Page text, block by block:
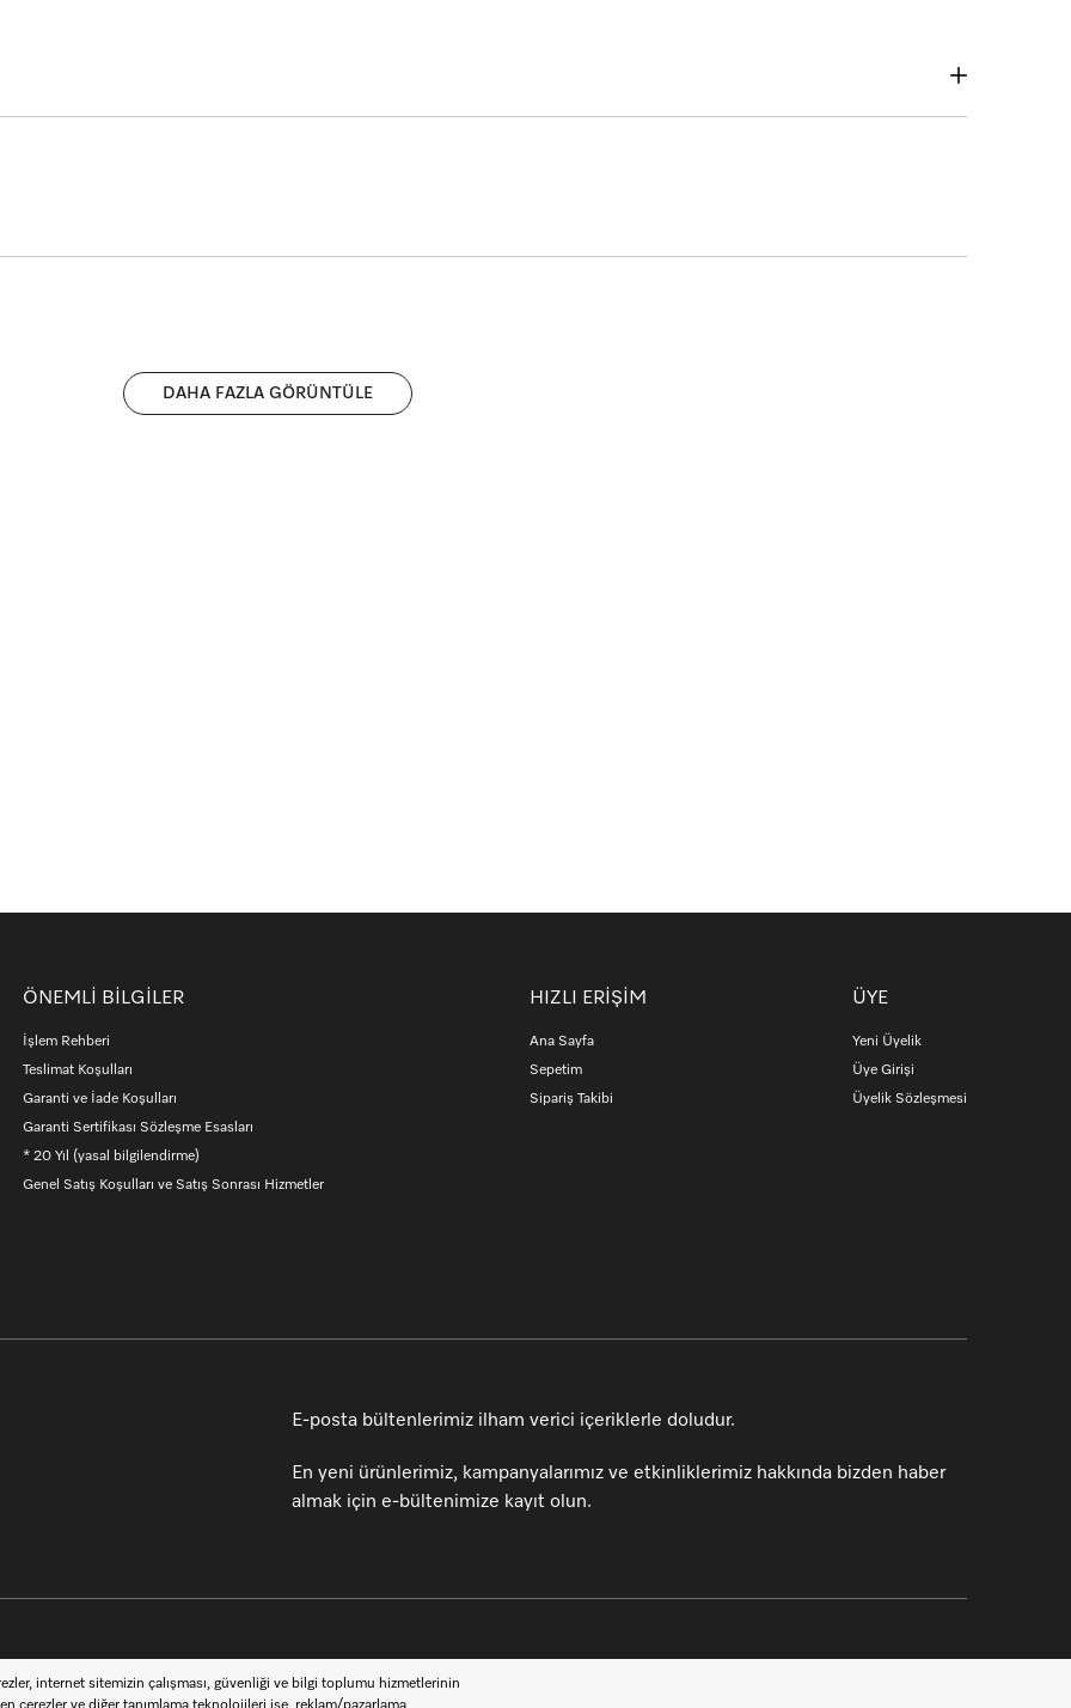
makineniz için kusursuz sonuçlar elde edebilirsiniz.
DAHA FAZLA GÖRÜNTÜLE
ÖNEMLİ BİLGİLER
İşlem Rehberi
Teslimat Koşulları
Garanti ve İade Koşulları
Garanti Sertifikası Sözleşme Esasları
* 20 Yıl (yasal bilgilendirme)
Genel Satış Koşulları ve Satış Sonrası Hizmetler
HIZLI ERİŞİM
Ana Sayfa
Sepetim
Sipariş Takibi
ÜYE
Yeni Üyelik
Üye Girişi
Üyelik Sözleşmesi
E-posta bültenlerimiz ilham verici içeriklerle doludur.
En yeni ürünlerimiz, kampanyalarımız ve etkinliklerimiz hakkında bizden haber
almak için e-bültenimize kayıt olun.
ol